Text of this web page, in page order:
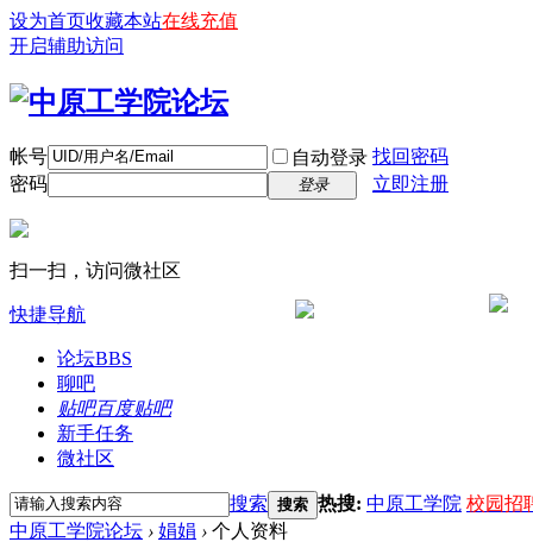
设为首页收藏本站在线充值
开启辅助访问
帐号 自动登录 找回密码
密码
登录 立即注册
扫一扫，访问微社区
快捷导航
论坛BBS
聊吧
贴吧百度贴吧
新手任务
微社区
搜索 搜索 热搜: 中原工学院 校园招
中原工学院论坛 › 娟娟 › 个人资料